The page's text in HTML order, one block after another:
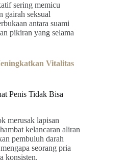
sering memicu
gairah seksual
antara suami
pikiran yang selama
Vitalitas
Penis Tidak Bisa
merusak lapisan
kelancaran aliran
pembuluh darah
seorang pria
konsisten.